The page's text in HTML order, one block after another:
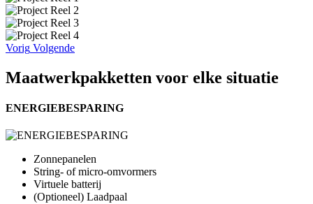
Vorig Volgende
Maatwerkpakketten voor elke situatie
ENERGIEBESPARING
Zonnepanelen
String- of micro-omvormers
Virtuele batterij
(Optioneel) Laadpaal